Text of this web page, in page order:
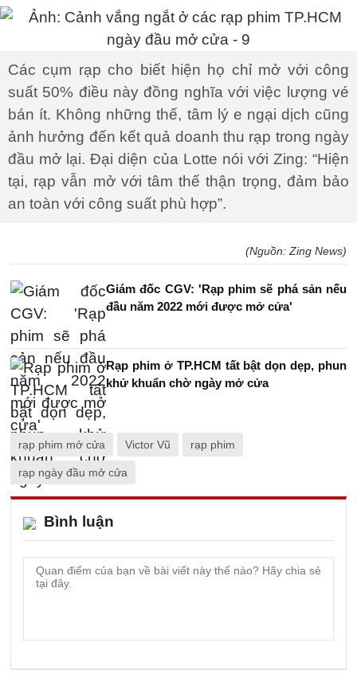
Các cụm rạp cho biết hiện họ chỉ mở với công
suất 50% điều này đồng nghĩa với việc lượng vé
bán ít. Không những thế, tâm lý e ngại dịch cũng
ảnh hưởng đến kết quả doanh thu rạp trong ngày
đầu mở lại. Đại diện của Lotte nói với Zing: “Hiện
tại, rạp vẫn mở với tâm thế thận trọng, đảm bảo
an toàn với công suất phù hợp”.
(Nguồn: Zing News)
Giám đốc CGV: 'Rạp phim sẽ phá sản nếu
đầu năm 2022 mới được mở cửa'
Rạp phim ở TP.HCM tất bật dọn dẹp, phun
khử khuẩn chờ ngày mở cửa
rạp phim mở cửa Victor Vũ rạp phim
rạp ngày đầu mở cửa
Bình luận